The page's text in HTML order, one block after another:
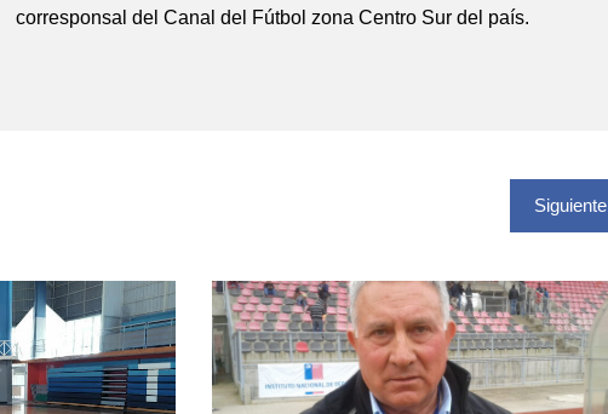
corresponsal del Canal del Fútbol zona Centro Sur del país.
Siguiente